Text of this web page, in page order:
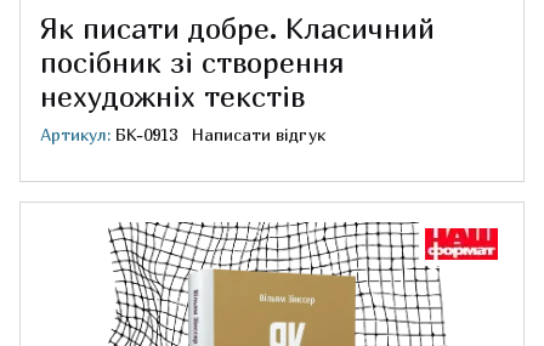
Як писати добре. Класичний
посібник зі створення
нехудожніх текстів
Артикул: БК-0913 Написати відгук